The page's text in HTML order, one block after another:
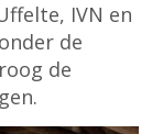
IVN en
de
de